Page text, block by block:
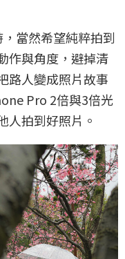
當然希望純粹拍到
作與角度，避掉清
路人變成照片故事
Pro 2倍與3倍光
人拍到好照片。